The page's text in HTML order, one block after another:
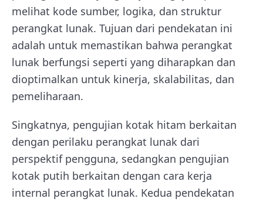
melihat kode sumber, logika, dan struktur
perangkat lunak. Tujuan dari pendekatan ini
adalah untuk memastikan bahwa perangkat
lunak berfungsi seperti yang diharapkan dan
dioptimalkan untuk kinerja, skalabilitas, dan
pemeliharaan.
Singkatnya, pengujian kotak hitam berkaitan
dengan perilaku perangkat lunak dari
perspektif pengguna, sedangkan pengujian
kotak putih berkaitan dengan cara kerja
internal perangkat lunak. Kedua pendekatan